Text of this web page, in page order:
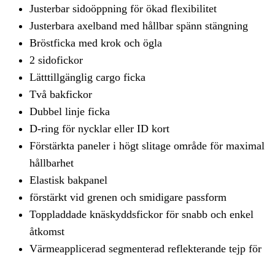
Justerbar sidoöppning för ökad flexibilitet
Justerbara axelband med hållbar spänn stängning
Bröstficka med krok och ögla
2 sidofickor
Lätttillgänglig cargo ficka
Två bakfickor
Dubbel linje ficka
D-ring för nycklar eller ID kort
Förstärkta paneler i högt slitage område för maximal
hållbarhet
Elastisk bakpanel
förstärkt vid grenen och smidigare passform
Toppladdade knäskyddsfickor för snabb och enkel
åtkomst
Värmeapplicerad segmenterad reflekterande tejp för